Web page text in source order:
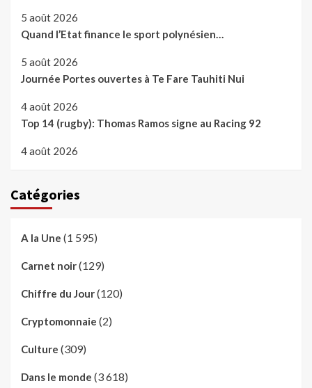
5 août 2026
Quand l’Etat finance le sport polynésien…
5 août 2026
Journée Portes ouvertes à Te Fare Tauhiti Nui
4 août 2026
Top 14 (rugby): Thomas Ramos signe au Racing 92
4 août 2026
Catégories
A la Une (1 595)
Carnet noir(129)
Chiffre du Jour(120)
Cryptomonnaie (2)
Culture (309)
Dans le monde (3 618)